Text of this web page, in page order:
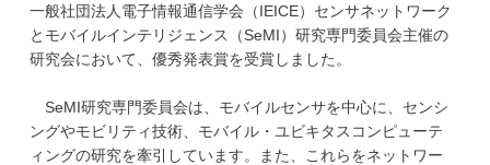
一般社団法人電子情報通信学会（IEICE）センサネットワーク
とモバイルインテリジェンス（SeMI）研究専門委員会主催の
研究会において、優秀発表賞を受賞しました。
SeMI研究専門委員会は、モバイルセンサを中心に、センシ
ングやモビリティ技術、モバイル・ユビキタスコンピューテ
ィングの研究を牽引しています。また、これらをネットワー